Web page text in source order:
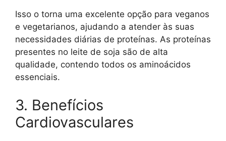
Isso o torna uma excelente opção para veganos
e vegetarianos, ajudando a atender às suas
necessidades diárias de proteínas. As proteínas
presentes no leite de soja são de alta
qualidade, contendo todos os aminoácidos
essenciais.
3. Benefícios
Cardiovasculares